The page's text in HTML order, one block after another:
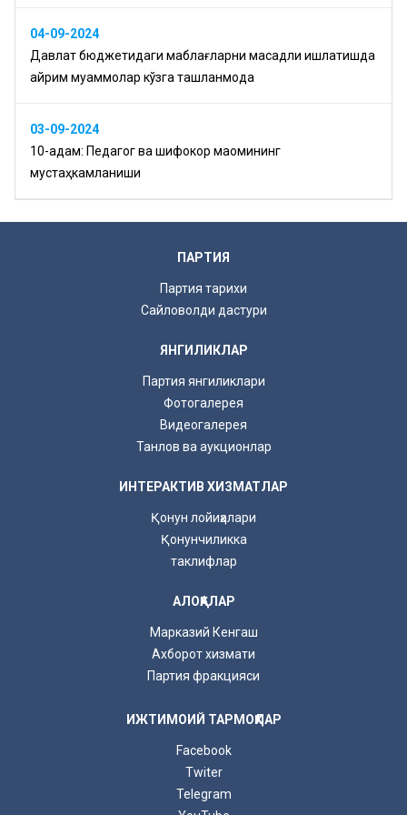
04-09-2024
Давлат бюджетидаги маблағларни мақсадли ишлатишда
айрим муаммолар кўзга ташланмоқда
03-09-2024
10-қадам: Педагог ва шифокор мақомининг
мустаҳкамланиши
ПАРТИЯ
Партия тарихи
Сайловолди дастури
ЯНГИЛИКЛАР
Партия янгиликлари
Фотогалерея
Видеогалерея
Танлов ва аукционлар
ИНТЕРАКТИВ ХИЗМАТЛАР
Қонун лойиҳалари
Қонунчиликка
таклифлар
АЛОҚАЛАР
Марказий Кенгаш
Ахборот хизмати
Партия фракцияси
ИЖТИМОИЙ ТАРМОҚЛАР
Facebook
Twiter
Telegram